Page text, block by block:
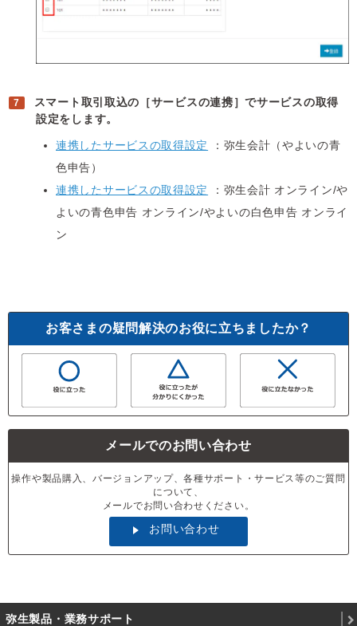
スマート取引取込の［サービスの連携］でサービスの取得
設定をします。
連携したサービスの取得設定
：弥生会計（やよいの青
色申告）
連携したサービスの取得設定
：弥生会計 オンライン/や
よいの青色申告 オンライン/やよいの白色申告 オンライ
ン
お客さまの疑問解決のお役に立ちましたか？
メールでのお問い合わせ
操作や製品購入、バージョンアップ、各種サポート・サービス等のご質問
について、
メールでお問い合わせください。
お問い合わせ
弥生製品・業務サポート